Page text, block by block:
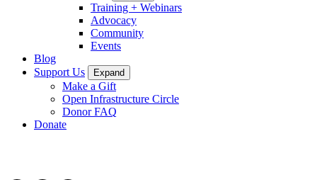
Training + Webinars
Advocacy
Community
Events
Blog
Support Us
Expand
Make a Gift
Open Infrastructure Circle
Donor FAQ
Donate